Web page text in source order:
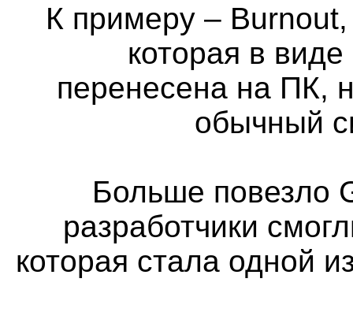
К примеру – Burnout,
которая в
перенесена на ПК,
обычный
Больше повезло
разработчики
которая стала одной